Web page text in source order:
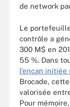
de network
Le
contrôle a
300 M$ en
55 %. Dans
l’encan initiée
Brocade,
valorisée
Pour